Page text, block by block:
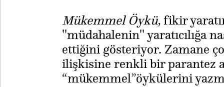
Mükemmel Öykü,fikir
''müdahalenin'' yaratıcılığa
ettiğini gösteriyor. Zamane
ilişkisine renkli bir parantez
“mükemmel”öykülerini